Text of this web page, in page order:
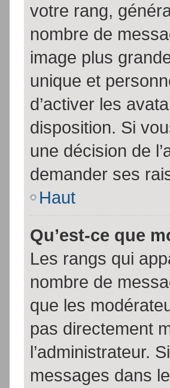
votre rang,
nombre de
image plus
unique et
d’activer les
disposition. Si
une décision de
demander ses
Haut
Qu’est-ce que
Les rangs qui
nombre de
que les
pas directement
l’administrateur.
messages dans